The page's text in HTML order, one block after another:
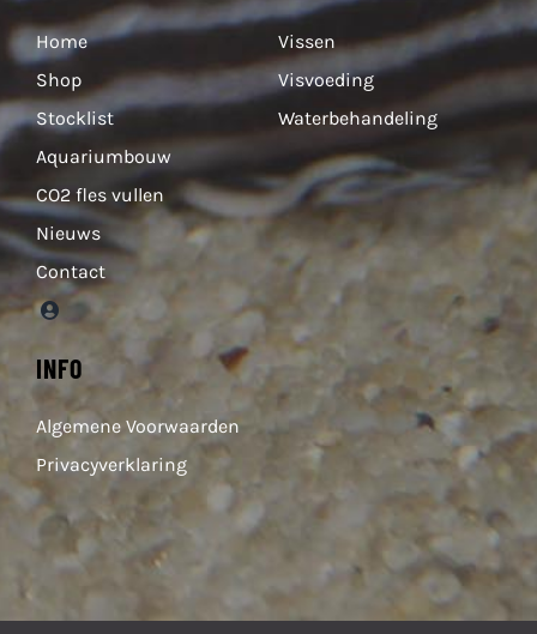
Home
Shop
Stocklist
Aquariumbouw
CO2 fles vullen
Nieuws
Contact
Vissen
Visvoeding
Waterbehandeling
INFO
Algemene Voorwaarden
Privacyverklaring